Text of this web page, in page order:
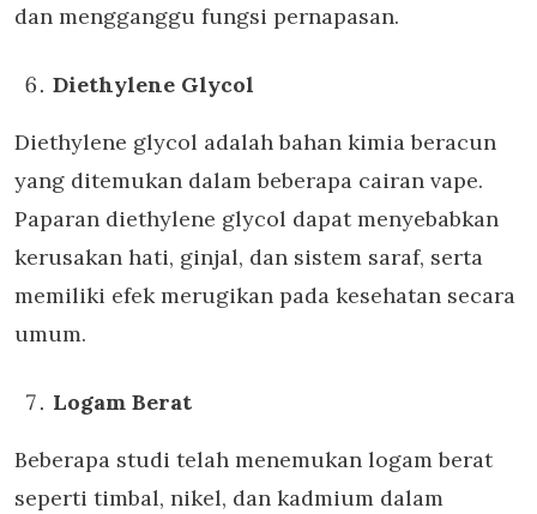
dan mengganggu fungsi pernapasan.
Diethylene Glycol
Diethylene glycol adalah bahan kimia beracun
yang ditemukan dalam beberapa cairan vape.
Paparan diethylene glycol dapat menyebabkan
kerusakan hati, ginjal, dan sistem saraf, serta
memiliki efek merugikan pada kesehatan secara
umum.
Logam Berat
Beberapa studi telah menemukan logam berat
seperti timbal, nikel, dan kadmium dalam